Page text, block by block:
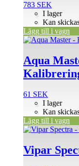
783 SEK
I lager
Kan
Lägg till i vagn
Aqua
61 SEK
I lager
Kan
Lägg till i vagn
Vipar